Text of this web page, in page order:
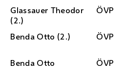
Glassauer Theodor
(2.)
ÖVP
Benda Otto (2.)
ÖVP
Benda Otto
ÖVP